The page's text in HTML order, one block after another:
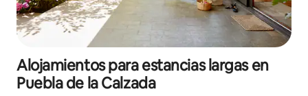
Alojamientos para estancias largas en
Puebla de la Calzada